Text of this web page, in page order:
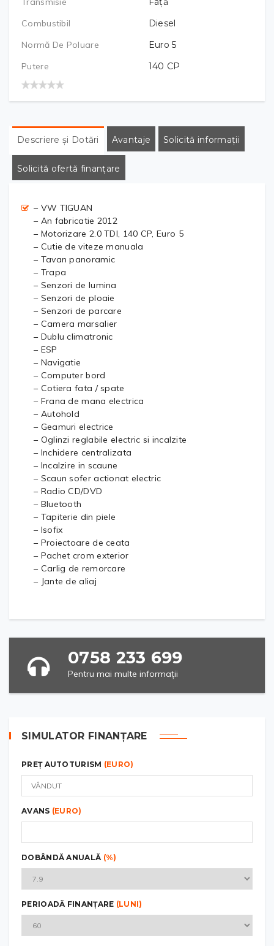
Combustibil
Diesel
Normă De Poluare
Euro 5
Putere
140 CP
Descriere și Dotări Avantaje Solicită informații
Solicită ofertă finanțare
– VW TIGUAN
– An fabricatie 2012
– Motorizare 2.0 TDI, 140 CP, Euro 5
– Cutie de viteze manuala
– Tavan panoramic
– Trapa
– Senzori de lumina
– Senzori de ploaie
– Senzori de parcare
– Camera marsalier
– Dublu climatronic
– ESP
– Navigatie
– Computer bord
– Cotiera fata / spate
– Frana de mana electrica
– Autohold
– Geamuri electrice
– Oglinzi reglabile electric si incalzite
– Inchidere centralizata
– Incalzire in scaune
– Scaun sofer actionat electric
– Radio CD/DVD
– Bluetooth
– Tapiterie din piele
– Isofix
– Proiectoare de ceata
– Pachet crom exterior
– Carlig de remorcare
– Jante de aliaj
0758 233 699
Pentru mai multe informații
SIMULATOR FINANȚARE
PREȚ AUTOTURISM (EURO)
AVANS (EURO)
DOBÂNDĂ ANUALĂ (%)
PERIOADĂ FINANȚARE (LUNI)